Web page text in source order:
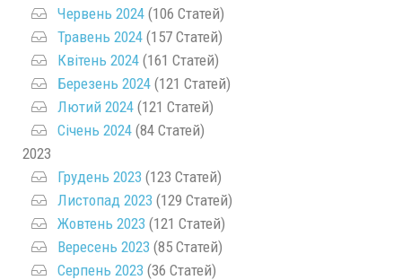
Червень 2024 (106 Статей)
Травень 2024 (157 Статей)
Квітень 2024 (161 Статей)
Березень 2024 (121 Статей)
Лютий 2024 (121 Статей)
Січень 2024 (84 Статей)
2023
Грудень 2023 (123 Статей)
Листопад 2023 (129 Статей)
Жовтень 2023 (121 Статей)
Вересень 2023 (85 Статей)
Серпень 2023 (36 Статей)